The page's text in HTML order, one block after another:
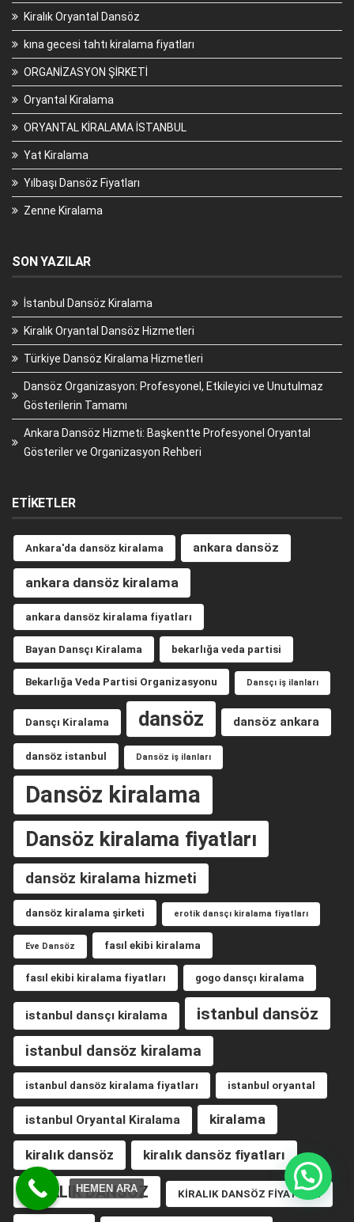
Kiralık Oryantal Dansöz
kına gecesi tahtı kiralama fiyatları
ORGANİZASYON ŞİRKETİ
Oryantal Kiralama
ORYANTAL KİRALAMA İSTANBUL
Yat Kiralama
Yılbaşı Dansöz Fiyatları
Zenne Kiralama
SON YAZILAR
İstanbul Dansöz Kiralama
Kiralık Oryantal Dansöz Hizmetleri
Türkiye Dansöz Kiralama Hizmetleri
Dansöz Organizasyon: Profesyonel, Etkileyici ve Unutulmaz
Gösterilerin Tamamı
Ankara Dansöz Hizmeti: Başkentte Profesyonel Oryantal
Gösteriler ve Organizasyon Rehberi
ETIKETLER
Ankara'da dansöz kiralama ankara dansöz
ankara dansöz kiralama
ankara dansöz kiralama fiyatları
Bayan Dansçı Kiralama bekarlığa veda partisi
Bekarlığa Veda Partisi Organizasyonu Dansçı iş ilanları
Dansçı Kiralama dansöz dansöz ankara
dansöz istanbul Dansöz iş ilanları
Dansöz kiralama
Dansöz kiralama fiyatları
dansöz kiralama hizmeti
dansöz kiralama şirketi erotik dansçı kiralama fiyatları
Eve Dansöz fasıl ekibi kiralama
fasıl ekibi kiralama fiyatları gogo dansçı kiralama
istanbul dansçı kiralama istanbul dansöz
istanbul dansöz kiralama
istanbul dansöz kiralama fiyatları istanbul oryantal
istanbul Oryantal Kiralama kiralama
kiralık dansöz kiralık dansöz fiyatları
KİRALIK DANSÖZ KİRALIK DANSÖZ FİYATLARI
HEMEN ARA